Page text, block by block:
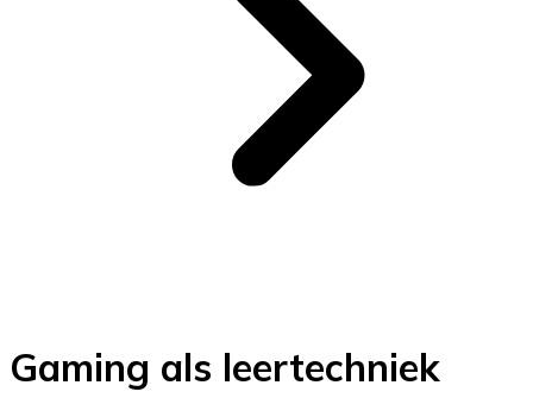
Gaming als leertechniek